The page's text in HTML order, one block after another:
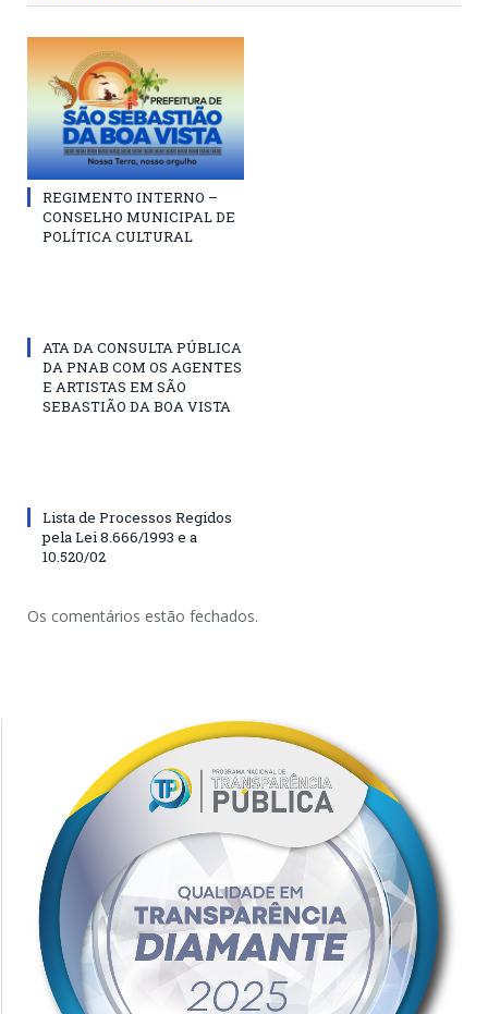
REGIMENTO INTERNO –
CONSELHO MUNICIPAL DE
POLÍTICA CULTURAL
ATA DA CONSULTA PÚBLICA
DA PNAB COM OS AGENTES
E ARTISTAS EM SÃO
SEBASTIÃO DA BOA VISTA
Lista de Processos Regidos
pela Lei 8.666/1993 e a
10.520/02
Os comentários estão fechados.